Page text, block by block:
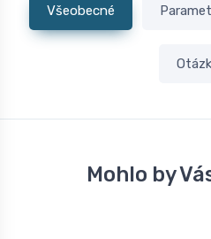
Všeobecné
Mohlo by